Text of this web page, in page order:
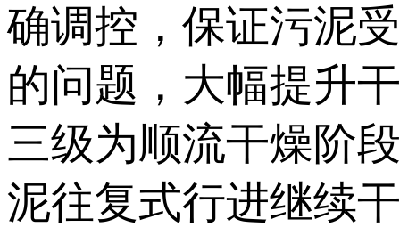
确调控，保证污泥
的问题，大幅提升
三级为顺流干燥阶
泥往复式行进继续